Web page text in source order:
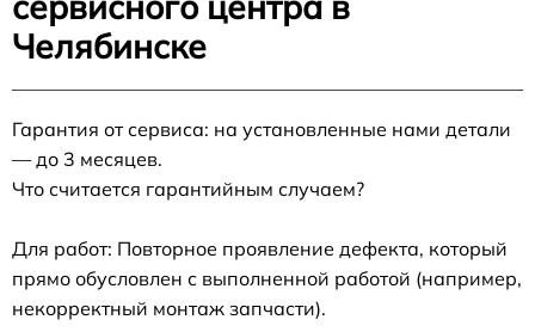
Челябинске
Гарантия от сервиса: на установленные нами детали
— до 3 месяцев.
Что считается гарантийным случаем?
Для работ: Повторное проявление дефекта, который
прямо обусловлен с выполненной работой (например,
некорректный монтаж запчасти).